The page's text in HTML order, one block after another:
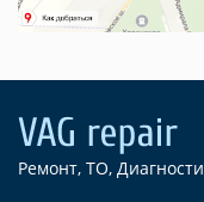
Ремонт, ТО,